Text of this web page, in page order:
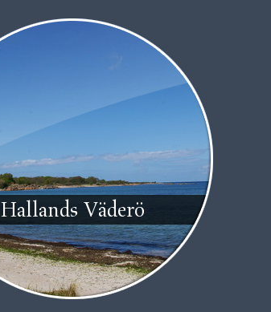
Hallands Väderö